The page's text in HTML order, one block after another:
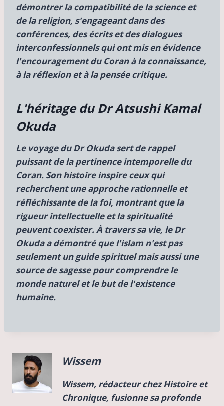
démontrer la compatibilité de la science et
de la religion, s'engageant dans des
conférences, des écrits et des dialogues
interconfessionnels qui ont mis en évidence
l'encouragement du Coran à la connaissance,
à la réflexion et à la pensée critique.
L'héritage du Dr Atsushi Kamal
Okuda
Le voyage du Dr Okuda sert de rappel
puissant de la pertinence intemporelle du
Coran. Son histoire inspire ceux qui
recherchent une approche rationnelle et
réfléchissante de la foi, montrant que la
rigueur intellectuelle et la spiritualité
peuvent coexister. À travers sa vie, le Dr
Okuda a démontré que l'islam n'est pas
seulement un guide spirituel mais aussi une
source de sagesse pour comprendre le
monde naturel et le but de l'existence
humaine.
Wissem
Wissem, rédacteur chez Histoire et
Chronique, fusionne sa profonde